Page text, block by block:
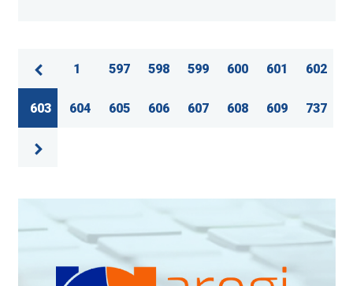
1 597 598 599 600 601 602
603 604 605 606 607 608 609 737